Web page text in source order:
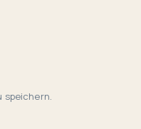
speichern.